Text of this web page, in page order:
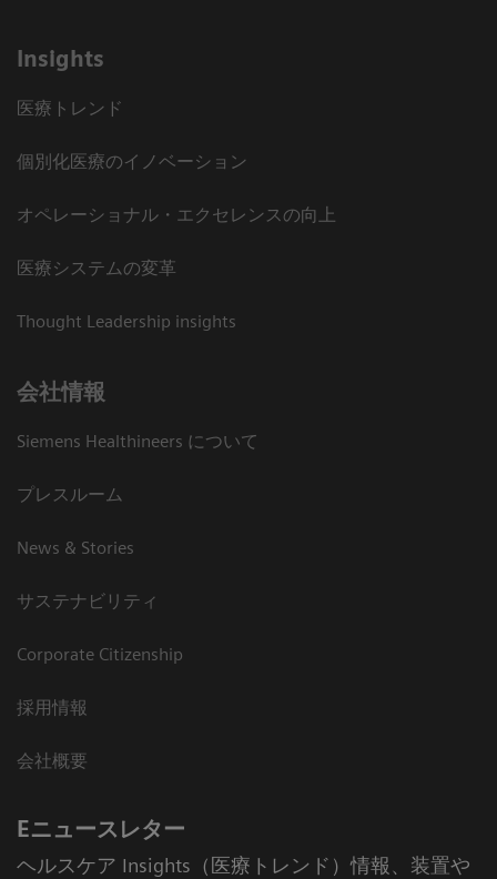
Insights
医療トレンド
個別化医療のイノベーション
オペレーショナル・エクセレンスの向上
医療システムの変革
Thought Leadership insights
会社情報
Siemens Healthineers について
プレスルーム
News & Stories
サステナビリティ
Corporate Citizenship
採用情報
会社概要
Eニュースレター
ヘルスケア Insights（医療トレンド）情報、装置や